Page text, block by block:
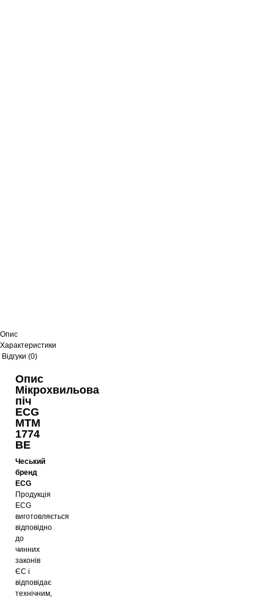
Опис
Характеристики
Відгуки (0)
Опис
Мікрохвильова
піч
ECG
MTM
1774
BE
Чеський
бренд
ECG
Продукція
ECG
виготовляється
відповідно
до
чинних
законів
ЄС і
відповідає
технічним,